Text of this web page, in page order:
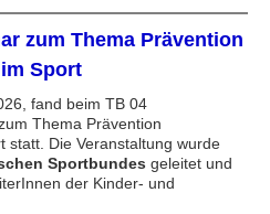
zum Thema Prävention
Sport
fand beim TB 04
Thema Prävention
statt. Die Veranstaltung wurde
Sportbundes geleitet und
der Kinder- und